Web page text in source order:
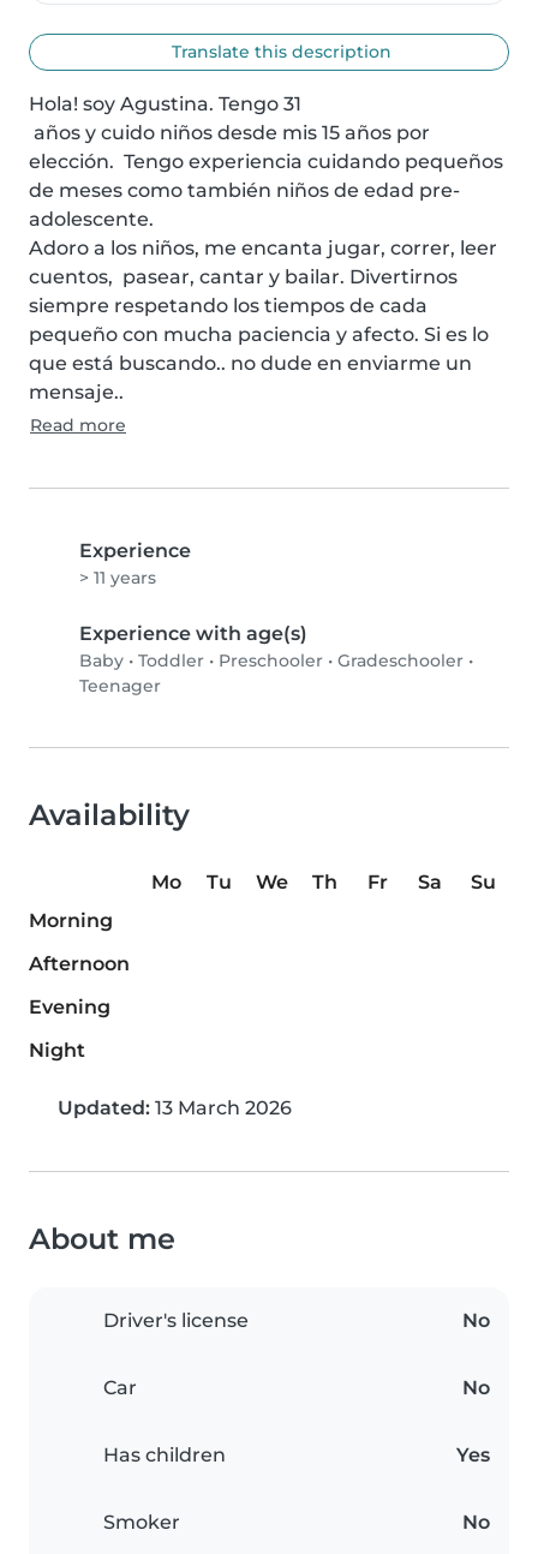
Translate this description
Hola! soy Agustina. Tengo 31
elección.  Tengo experiencia cuidando pequeños
de meses como también niños de edad pre-
adolescente.
Adoro a los niños, me encanta jugar, correr, leer
cuentos,  pasear, cantar y bailar. Divertirnos
siempre respetando los tiempos de cada
pequeño con mucha paciencia y afecto. Si es lo
que está buscando.. no dude en enviarme un
mensaje..
Read more
Experience
> 11 years
Experience with age(s)
Baby • Toddler • Preschooler • Gradeschooler •
Teenager
Availability
Mo Tu We Th Fr Sa
Su
Morning
Afternoon
Evening
Night
Updated: 13 March 2026
About me
Driver's license No
Car No
Has children Yes
Smoker No